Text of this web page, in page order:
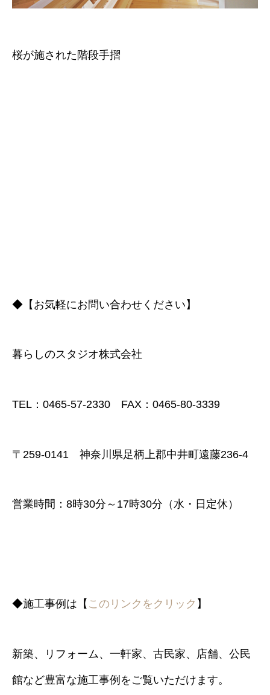
桜が施された階段手摺
◆【お気軽にお問い合わせください】
暮らしのスタジオ株式会社
TEL：0465-57-2330 FAX：0465-80-3339
〒259-0141 神奈川県足柄上郡中井町遠藤236-4
営業時間：8時30分～17時30分（水・日定休）
◆施工事例は【 このリンクをクリック 】
新築、リフォーム、一軒家、古民家、店舗、公民
館など豊富な施工事例をご覧いただけます。